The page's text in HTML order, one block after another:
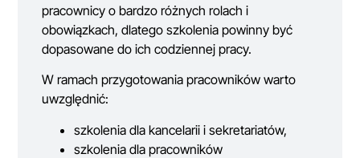
pracownicy o bardzo różnych rolach i
obowiązkach, dlatego szkolenia powinny być
dopasowane do ich codziennej pracy.
W ramach przygotowania pracowników warto
uwzględnić:
szkolenia dla kancelarii i sekretariatów,
szkolenia dla pracowników